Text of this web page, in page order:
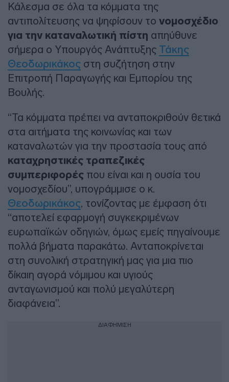
Κάλεσμα σε όλα τα κόμματα της
αντιπολίτευσης να ψηφίσουν το νομοσχέδιο
για την καταναλωτική πίστη απηύθυνε
σήμερα ο Υπουργός Ανάπτυξης Τάκης
Θεοδωρικάκος στη συζήτηση στην
Επιτροπή Παραγωγής και Εμπορίου της
Βουλής.
“Τα κόμματα πρέπει να ανταποκριθούν θετικά
στα αιτήματα της κοινωνίας και των
καταναλωτών για την προστασία τους από
καταχρηστικές τραπεζικές
συμπεριφορές που είναι και η ουσία του
νομοσχεδίου”, υπογράμμισε ο κ.
Θεοδωρικάκος, τονίζοντας με έμφαση ότι
“αποτελεί εφαρμογή συγκεκριμένων
ευρωπαϊκών οδηγιών, όμως εμείς πηγαίνουμε
πολλά βήματα παρακάτω. Ανταποκρίνεται
στη συνολική στρατηγική μας για μια πιο
δίκαιη αγορά νόμιμου και υγιούς
ανταγωνισμού και πολύ μεγαλύτερη
διαφάνεια”.
ΔΙΑΦΗΜΙΣΗ